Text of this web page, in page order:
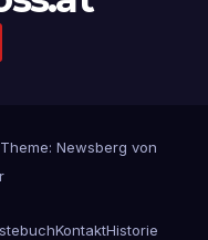
Theme: Newsberg von
KontaktHistorie